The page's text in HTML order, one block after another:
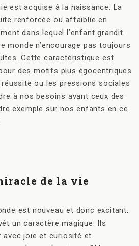
est acquise à la naissance. La
renforcée ou affaiblie en
dans lequel l’enfant grandit.
monde n’encourage pas toujours
Cette caractéristique est
des motifs plus égocentriques
ou les pressions sociales
à nos besoins avant ceux des
exemple sur nos enfants en ce
de la vie
est nouveau et donc excitant.
un caractère magique. Ils
avec joie et curiosité et